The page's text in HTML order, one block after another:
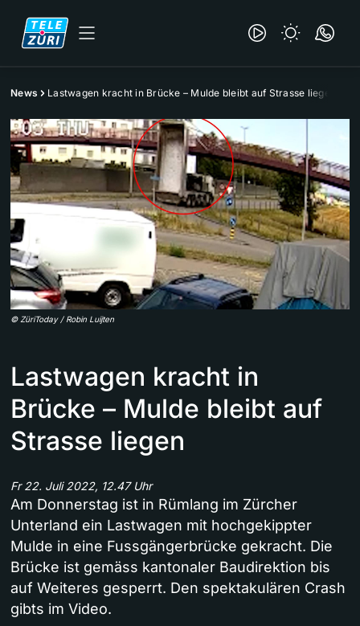
News Lastwagen kracht in Brücke – Mulde bleibt auf Strasse liegen
© ZüriToday / Robin Luijten
Lastwagen kracht in
Brücke – Mulde bleibt auf
Strasse liegen
Fr 22. Juli 2022, 12.47 Uhr
Am Donnerstag ist in Rümlang im Zürcher
Unterland ein Lastwagen mit hochgekippter
Mulde in eine Fussgängerbrücke gekracht. Die
Brücke ist gemäss kantonaler Baudirektion bis
auf Weiteres gesperrt. Den spektakulären Crash
gibts im Video.